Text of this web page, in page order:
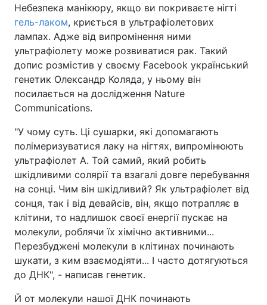
Головна Війна
Україна Політика
Економіка Світ
Спорт Наука
Зброя Інциденти
Здоров'я Туризм
Погода
Екологія Регіони
Лонгріди
Небезпека манікюру, якщо ви покриваєте нігті
гель-лаком, криється в ультрафіолетових
лампах. Адже від випромінення ними
ультрафіолету може розвиватися рак. Такий
допис розмістив у своєму Facebook український
генетик Олександр Коляда, у ньому він
посилається на дослідження Nature
Communications.
"У чому суть. Ці сушарки, які допомагають
полімеризуватися лаку на нігтях, випромінюють
ультрафіолет А. Той самий, який робить
шкідливими солярії та взагалі довге перебування
на сонці. Чим він шкідливий? Як ультрафіолет від
сонця, так і від девайсів, він, якщо потрапляє в
клітини, то надлишок своєї енергії пускає на
молекули, роблячи їх хімічно активними...
Перезбуджені молекули в клітинах починають
шукати, з ким взаємодіяти... І часто дотягуються
до ДНК", - написав генетик.
Й от молекули нашої ДНК починають